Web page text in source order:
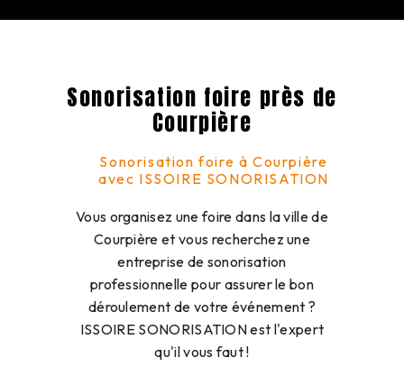
Sonorisation foire près de
Courpière
Sonorisation foire à Courpière
avec ISSOIRE SONORISATION
Vous organisez une foire dans la ville de
Courpière et vous recherchez une
entreprise de sonorisation
professionnelle pour assurer le bon
déroulement de votre événement ?
ISSOIRE SONORISATION est l'expert
qu'il vous faut !